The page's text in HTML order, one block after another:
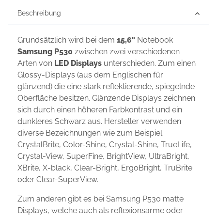
Beschreibung
Grundsätzlich wird bei dem 15,6" Notebook
Samsung P530 zwischen zwei verschiedenen
Arten von LED Displays unterschieden. Zum einen
Glossy-Displays (aus dem Englischen für
glänzend) die eine stark reflektierende, spiegelnde
Oberfläche besitzen. Glänzende Displays zeichnen
sich durch einen höheren Farbkontrast und ein
dunkleres Schwarz aus. Hersteller verwenden
diverse Bezeichnungen wie zum Beispiel:
CrystalBrite, Color-Shine, Crystal-Shine, TrueLife,
Crystal-View, SuperFine, BrightView, UltraBright,
XBrite, X-black, Clear-Bright, ErgoBright, TruBrite
oder Clear-SuperView.
Zum anderen gibt es bei Samsung P530 matte
Displays, welche auch als reflexionsarme oder